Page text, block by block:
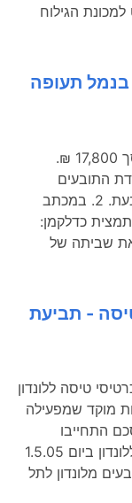
הגילוח
בנמל תעופה
פסק דין 1. לפני תביעת התובעים לפיצוי בסך 17,800 ₪.
התובעים
לבומביי שבהודו, לשם טסו באמצעות הנתבעת. 2. במכתב
כדלקמן:
שביתה של
- תביעת
כרטיסי טיסה ללונדון
מוקד שמפעילה
התחייבו
הנתבעות להטיס את התובעים מתל אביב ללונדון ביום 1.5.05
5.5.05. טיסת התובעים מלונדון לתל